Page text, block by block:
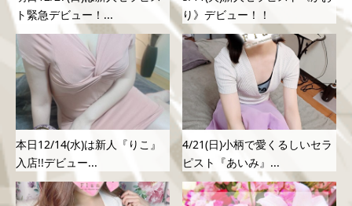
ト緊急デビュー！...
り》デビュー！！
本日12/14(水)は新人『りこ』
入店!!デビュー...
4/21(日)小柄で愛くるしいセラ
ピスト『あいみ』...